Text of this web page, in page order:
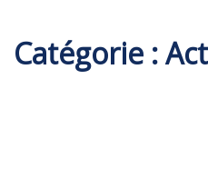
Catégorie :